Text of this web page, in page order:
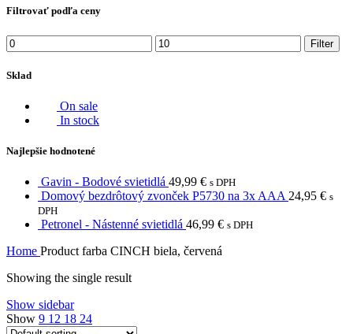
Filtrovať podľa ceny
Min
price
Max
price
Filter
Sklad
On sale
In stock
Najlepšie hodnotené
Gavin - Bodové svietidlá 49,99 € s DPH
Domový bezdrôtový zvonček P5730 na 3x AAA 24,95 € s
DPH
Petronel - Nástenné svietidlá 46,99 € s DPH
Home Product farba CINCH biela, červená
Showing the single result
Show sidebar
Show 9 12 18 24